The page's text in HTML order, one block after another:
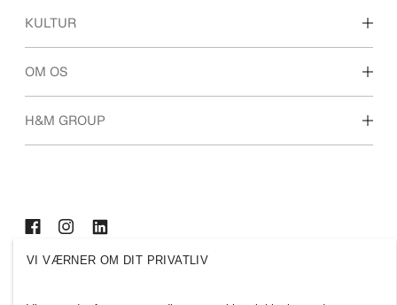
Karrieremuligheder
KULTUR
Vores kultur og fordele
OM OS
Hvem er vi
H&M GROUP
VI VÆRNER OM DIT PRIVATLIV